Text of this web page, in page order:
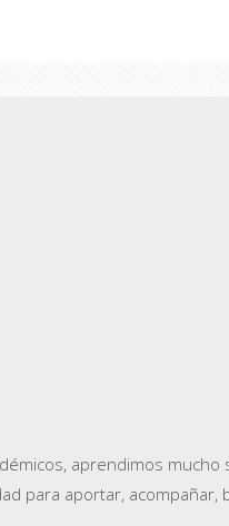
aprendimos
para aportar,